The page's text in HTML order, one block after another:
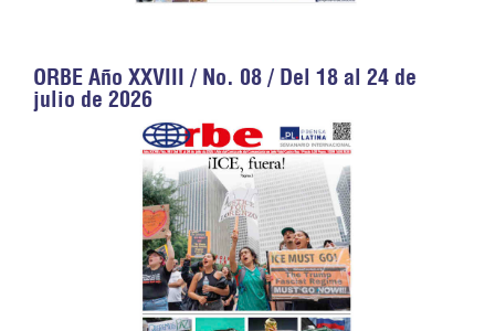
ORBE Año XXVIII / No. 08 / Del 18 al 24 de
julio de 2026